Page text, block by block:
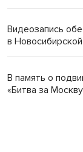
Видеозапись
в
В память о
«Битва за